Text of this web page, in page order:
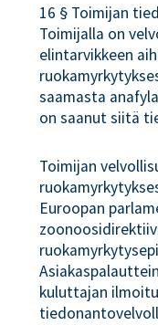
16 § Toimijan
Toimijalla on
elintarvikkeen
saamasta
on saanut siitä
Toimijan
Euroopan
kuluttajan